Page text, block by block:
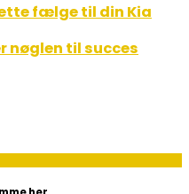
fælge til din Kia
nøglen til succes